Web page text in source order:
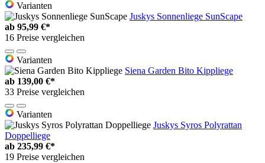
Varianten
Juskys Sonnenliege SunScape
ab 95,99 €*
16 Preise vergleichen
Varianten
Siena Garden Bito Kippliege
ab 139,00 €*
33 Preise vergleichen
Varianten
Juskys Syros Polyrattan
Doppelliege
ab 235,99 €*
19 Preise vergleichen